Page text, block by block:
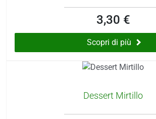
3,30 €
Scopri di più
Dessert Mirtillo